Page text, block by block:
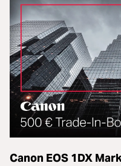
Canon EOS 1DX